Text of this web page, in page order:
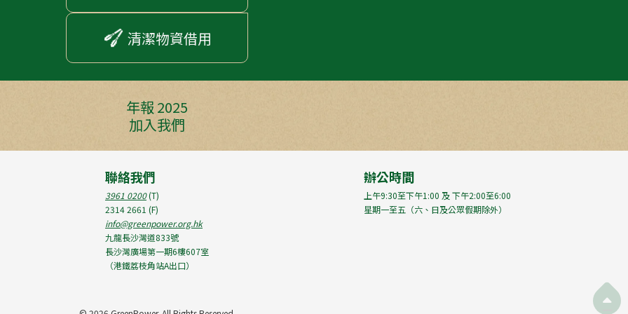
清潔物資借用
年報 2025
加入我們
聯絡我們
3961 0200(T)
2314 2661 (F)
info@greenpower.org.hk
九龍長沙灣道833號
長沙灣廣場第一期6樓607室
（港鐵荔枝角站A出口）
辦公時間
上午9:30至下午1:00 及 下午2:00至6:00
星期一至五（六、日及公眾假期除外）
